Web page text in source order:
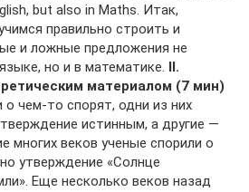
but also in Maths. Итак,
правильно строить и
и ложные предложения не
но и в математике. II.
материалом (7 мин)
чем-то спорят, одни из них
истинным, а другие —
многих веков ученые спорили о
утверждение «Солнце
Еще несколько веков назад